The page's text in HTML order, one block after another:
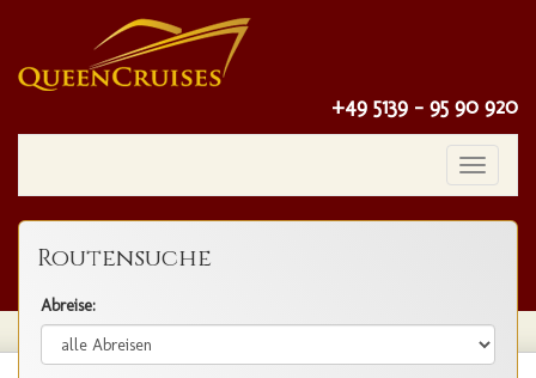
+49 5139 - 95 90 920
Toggle
Routensuche
Abreise: